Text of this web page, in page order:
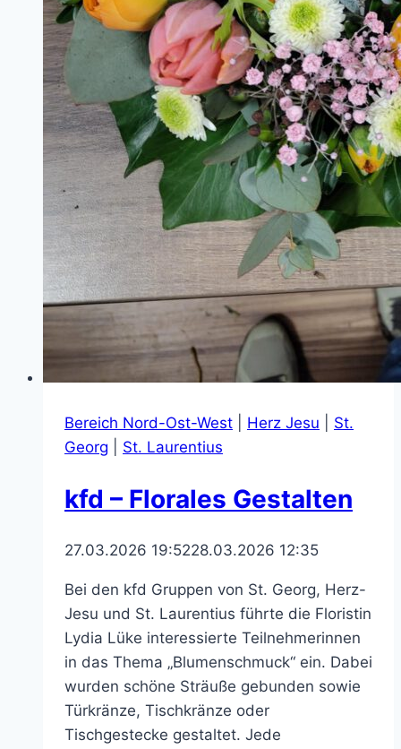
Bereich Nord-Ost-West Herz Jesu
St.
Georg
St. Laurentius
kfd – Florales Gestalten
27.03.2026 19:5228.03.2026 12:35
Bei den kfd Gruppen von St. Georg, Herz-
Jesu und St. Laurentius führte die Floristin
Lydia Lüke interessierte Teilnehmerinnen
in das Thema „Blumenschmuck“ ein. Dabei
wurden schöne Sträuße gebunden sowie
Türkränze, Tischkränze oder
Tischgestecke gestaltet. Jede